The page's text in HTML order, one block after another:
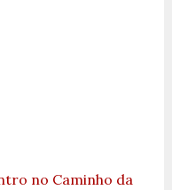
no Caminho da